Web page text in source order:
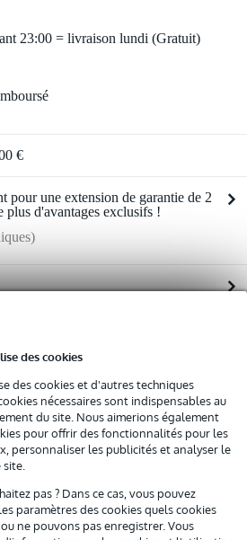
des cookies
des cookies et d'autres techniques
nécessaires sont indispensables au
du site. Nous aimerions également
pour offrir des fonctionnalités pour les
personnaliser les publicités et analyser le
pas ? Dans ce cas, vous pouvez
paramètres des cookies quels cookies
ne pouvons pas enregistrer. Vous
23:00 = livraison lundi (Gratuit)
€
pour une extension de garantie de 2
plus d'avantages exclusifs !
de 79 € par mois
produits à la fois : min. 300 € et max.
gratuite
contrat après 4 mois
vos produit(s) à un tarif réduit
par Bax Music en cas de défectuosité
ce produit
du produit